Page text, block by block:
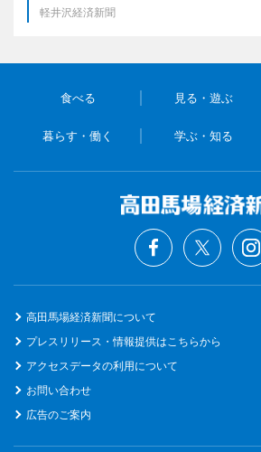
軽井沢経済新聞
食べる 見る・遊ぶ
暮らす・働く 学ぶ・知る
高田馬場経済新聞について
プレスリリース・情報提供はこちらから
アクセスデータの利用について
お問い合わせ
広告のご案内